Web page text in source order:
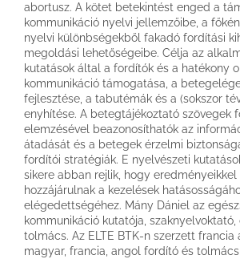
abortusz. A kötet betekintést enged a
kommunikáció nyelvi jellemzőibe, a
nyelvi különbségekből fakadó fordítási
megoldási lehetőségeibe. Célja az
kutatások által a fordítók és a hatékony
kommunikáció támogatása, a
fejlesztése, a tabutémák és a (sokszor
enyhítése. A betegtájékoztató szövegek
elemzésével beazonosíthatók az
átadását és a betegek érzelmi
fordítói stratégiák. E nyelvészeti
sikere abban rejlik, hogy
hozzájárulnak a kezelések
elégedettségéhez. Mány Dániel az
kommunikáció kutatója,
tolmács. Az ELTE BTK-n szerzett francia
magyar, francia, angol fordító és